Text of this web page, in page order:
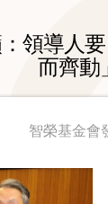
領導人
而齊動」
智榮基金會